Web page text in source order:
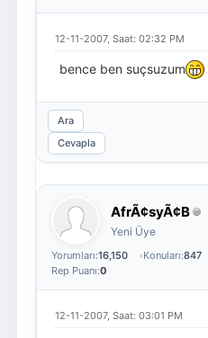
12-11-2007, Saat: 02:32 PM
bence ben suçsuzum
Ara
Cevapla
AfrÃ¢syÃ¢B
Yeni Üye
Yorumları:16,150 Konuları:847
Rep Puanı:0
12-11-2007, Saat: 03:01 PM